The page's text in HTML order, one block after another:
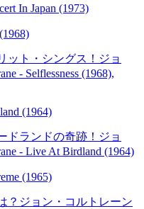
In Japan (1973)
ット・シングス！ジョ
- Selflessness (1968),
ドランドの奇跡！ジョ
- Live At Birdland (1964)
？ジョン・コルトレーン